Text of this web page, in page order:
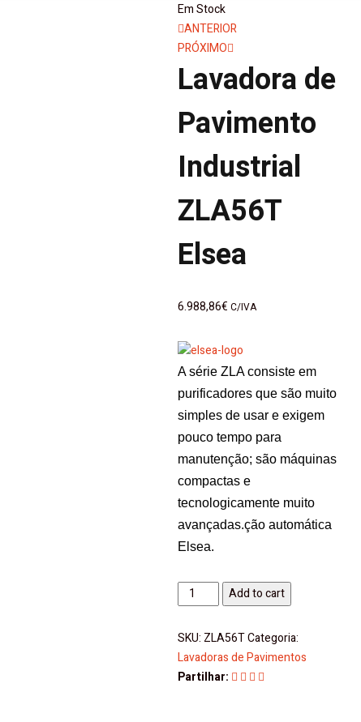
Em Stock
Navegação
de
artigos
ANTERIOR
PRÓXIMO
Lavadora de
Pavimento
Industrial
ZLA56T
Elsea
6.988,86€ C/IVA
A série ZLA consiste em
purificadores que são muito
simples de usar e exigem
pouco tempo para
manutenção; são máquinas
compactas e
tecnologicamente muito
avançadas.ção automática
Elsea.
Lavadora
de
Pavimento
Industrial
ZLA56T
Add to cart
SKU: ZLA56TCategoria:
Lavadoras de Pavimentos
Partilhar: